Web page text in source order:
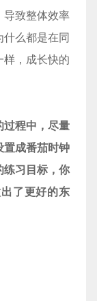
导致整体效率
么都是在同
样，成长快的
过程中，尽量
置成番茄时钟
练习目标，你
了更好的东